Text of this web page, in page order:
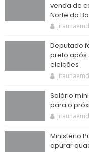
venda de
Norte da
Deputado
preto após
eleições
Salário
para o
Ministério
apurar